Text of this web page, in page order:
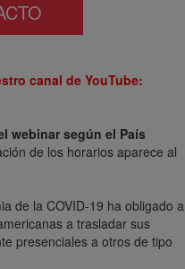
canal de YouTube:
webinar según el País
de los horarios aparece al
de la COVID-19 ha obligado a
a trasladar sus
presenciales a otros de tipo